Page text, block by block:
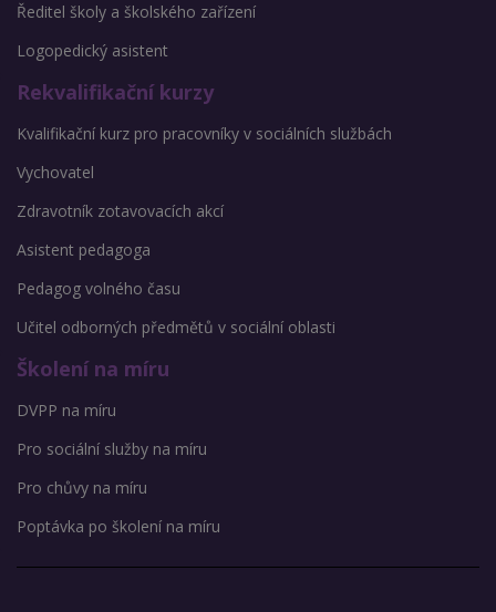
Ředitel školy a školského zařízení
Logopedický asistent
Rekvalifikační kurzy
Kvalifikační kurz pro pracovníky v sociálních službách
Vychovatel
Zdravotník zotavovacích akcí
Asistent pedagoga
Pedagog volného času
Učitel odborných předmětů v sociální oblasti
Školení na míru
DVPP na míru
Pro sociální služby na míru
Pro chůvy na míru
Poptávka po školení na míru